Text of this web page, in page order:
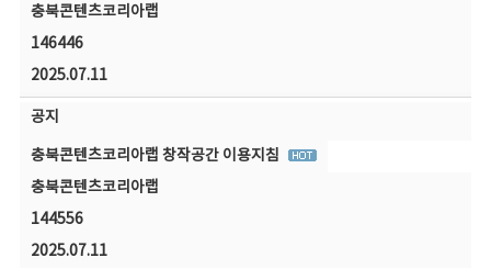
충북콘텐츠코리아랩
146446
2025.07.11
공지
충북콘텐츠코리아랩 창작공간 이용지침
충북콘텐츠코리아랩
144556
2025.07.11